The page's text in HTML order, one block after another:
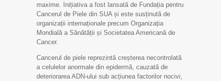
maxime. Inițiativa a fost lansată de Fundația pentru
Cancerul de Piele din SUA și este susținută de
organizații internaționale precum Organizația
Mondială a Sănătății și Societatea Americană de
Cancer.
Cancerul de piele reprezintă creșterea necontrolată
a celulelor anormale din epidermă, cauzată de
deteriorarea ADN-ului sub acțiunea factorilor nocivi,